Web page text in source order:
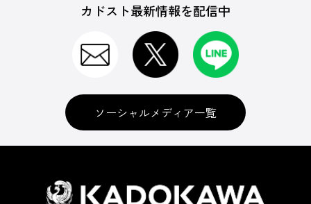
カドスト最新情報を配信中
ソーシャルメディア一覧